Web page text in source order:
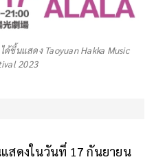
ด้ขึ้นแสดง Taoyuan Hakka Music
2023
สดงในวันที่ 17 กันยายน